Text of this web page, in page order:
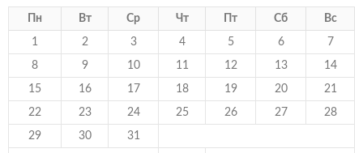
Пн Вт Ср Чт Пт Сб Вс
1 2 3 4 5 6 7
8 9 10 11 12 13 14
15 16 17 18 19 20 21
22 23 24 25 26 27 28
29 30 31